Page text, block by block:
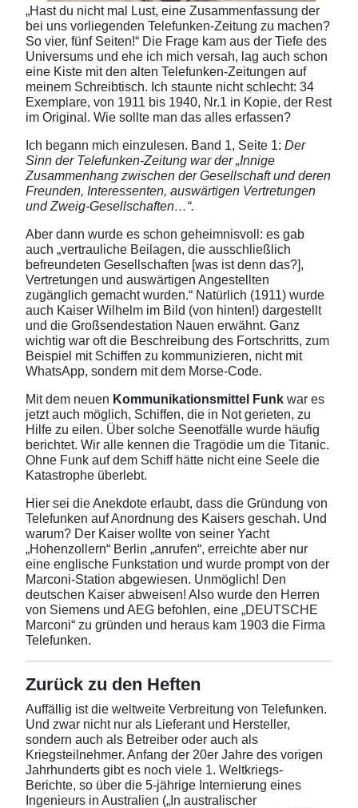
„Hast du nicht mal Lust, eine Zusammenfassung der
bei uns vorliegenden Telefunken-Zeitung zu machen?
So vier, fünf Seiten!“ Die Frage kam aus der Tiefe des
Universums und ehe ich mich versah, lag auch schon
eine Kiste mit den alten Telefunken-Zeitungen auf
meinem Schreibtisch. Ich staunte nicht schlecht: 34
Exemplare, von 1911 bis 1940, Nr.1 in Kopie, der Rest
im Original. Wie sollte man das alles erfassen?
Ich begann mich einzulesen. Band 1, Seite 1: Der
Sinn der Telefunken-Zeitung war der „Innige
Zusammenhang zwischen der Gesellschaft und deren
Freunden, Interessenten, auswärtigen Vertretungen
und Zweig-Gesellschaften…“.
Aber dann wurde es schon geheimnisvoll: es gab
auch „vertrauliche Beilagen, die ausschließlich
befreundeten Gesellschaften [was ist denn das?],
Vertretungen und auswärtigen Angestellten
zugänglich gemacht wurden.“ Natürlich (1911) wurde
auch Kaiser Wilhelm im Bild (von hinten!) dargestellt
und die Großsendestation Nauen erwähnt. Ganz
wichtig war oft die Beschreibung des Fortschritts, zum
Beispiel mit Schiffen zu kommunizieren, nicht mit
WhatsApp, sondern mit dem Morse-Code.
Mit dem neuen Kommunikationsmittel Funk war es
jetzt auch möglich, Schiffen, die in Not gerieten, zu
Hilfe zu eilen. Über solche Seenotfälle wurde häufig
berichtet. Wir alle kennen die Tragödie um die Titanic.
Ohne Funk auf dem Schiff hätte nicht eine Seele die
Katastrophe überlebt.
Hier sei die Anekdote erlaubt, dass die Gründung von
Telefunken auf Anordnung des Kaisers geschah. Und
warum? Der Kaiser wollte von seiner Yacht
„Hohenzollern“ Berlin „anrufen“, erreichte aber nur
eine englische Funkstation und wurde prompt von der
Marconi-Station abgewiesen. Unmöglich! Den
deutschen Kaiser abweisen! Also wurde den Herren
von Siemens und AEG befohlen, eine „DEUTSCHE
Marconi“ zu gründen und heraus kam 1903 die Firma
Telefunken.
Zurück zu den Heften
Auffällig ist die weltweite Verbreitung von Telefunken.
Und zwar nicht nur als Lieferant und Hersteller,
sondern auch als Betreiber oder auch als
Kriegsteilnehmer. Anfang der 20er Jahre des vorigen
Jahrhunderts gibt es noch viele 1. Weltkriegs-
Berichte, so über die 5-jährige Internierung eines
Ingenieurs in Australien („In australischer